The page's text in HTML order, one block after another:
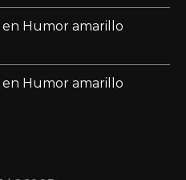
Humor amarillo
Humor amarillo